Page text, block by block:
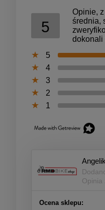
5
Opinie,
średnia,
dokonali
5
4
3
2
1
Opinia
Ocena sklepu: